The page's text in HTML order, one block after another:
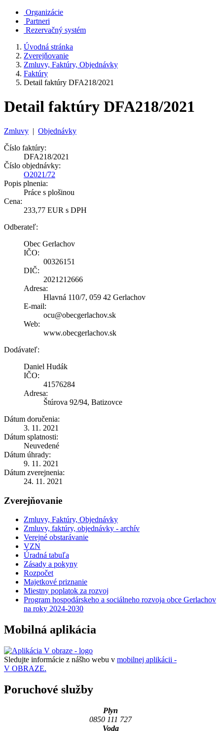
Organizácie
Partneri
Rezervačný systém
Úvodná stránka
Zverejňovanie
Zmluvy, Faktúry, Objednávky
Faktúry
Detail faktúry DFA218/2021
Detail faktúry DFA218/2021
Zmluvy | Objednávky
Číslo faktúry:
DFA218/2021
Číslo objednávky:
O2021/72
Popis plnenia:
Práce s plošinou
Cena:
233,77 EUR s DPH
Odberateľ:
Obec Gerlachov
IČO:
00326151
DIČ:
2021212666
Adresa:
Hlavná 110/7, 059 42 Gerlachov
E-mail:
ocu@obecgerlachov.sk
Web:
www.obecgerlachov.sk
Dodávateľ:
Daniel Hudák
IČO:
41576284
Adresa:
Štúrova 92/94, Batizovce
Dátum doručenia:
3. 11. 2021
Dátum splatnosti:
Neuvedené
Dátum úhrady:
9. 11. 2021
Dátum zverejnenia:
24. 11. 2021
Zverejňovanie
Zmluvy, Faktúry, Objednávky
Zmluvy, faktúry, objednávky - archív
Verejné obstarávanie
VZN
Úradná tabuľa
Zásady a pokyny
Rozpočet
Majetkové priznanie
Miestny poplatok za rozvoj
Program hospodárskeho a sociálneho rozvoja obce Gerlachov
na roky 2024-2030
Mobilná aplikácia
Sledujte informácie z nášho webu v mobilnej aplikácii -
V OBRAZE.
Poruchové služby
Plyn
0850 111 727
Voda